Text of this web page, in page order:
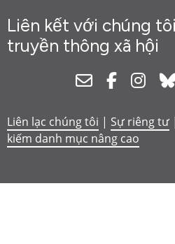
Liên kết với chúng
truyền thông xã hội
NewsletterFacebook
Liên lạc chúng tôi | Sự riêng tư
kiếm danh mục nâng cao